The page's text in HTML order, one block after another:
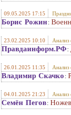
09.05.2025 17:15
Борис Рожин:
23.02.2025 10:10 Анализ
Правдаинформ.РФ:
26.01.2025 11:35 Анализ
Владимир Скачко :
04.01.2025 21:23 Анализ
Семён Пегов: